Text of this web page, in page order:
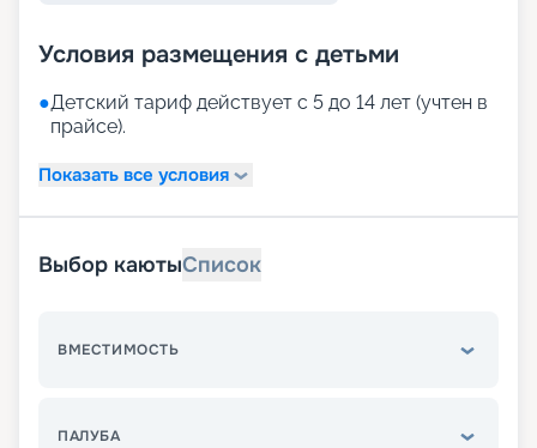
Условия размещения с детьми
●Детский тариф действует с 5 до 14 лет (учтен в
прайсе).
Показать все условия
Выбор каютыСписок
ВМЕСТИМОСТЬ
ПАЛУБА